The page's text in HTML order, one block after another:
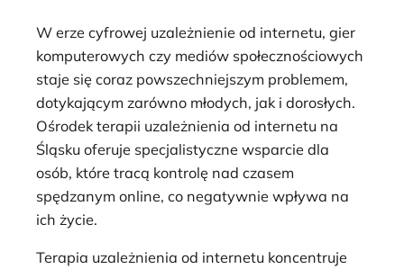
W erze cyfrowej uzależnienie od internetu, gier
komputerowych czy mediów społecznościowych
staje się coraz powszechniejszym problemem,
dotykającym zarówno młodych, jak i dorosłych.
Ośrodek terapii uzależnienia od internetu na
Śląsku oferuje specjalistyczne wsparcie dla
osób, które tracą kontrolę nad czasem
spędzanym online, co negatywnie wpływa na
ich życie.
Terapia uzależnienia od internetu koncentruje